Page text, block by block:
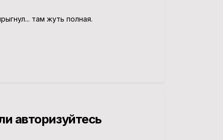
там жуть полная.
авторизуйтесь